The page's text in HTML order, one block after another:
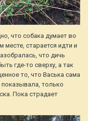
что собака думает во
месте, старается идти и
что дичь
где-то сверху, а так
то, что Васька сама
показывала, только
Пока страдает